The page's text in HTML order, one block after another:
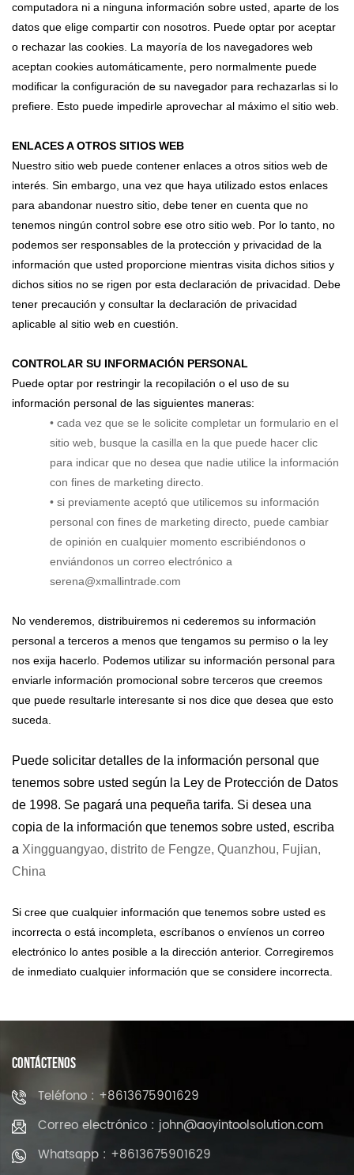
computadora ni a ninguna información sobre usted, aparte de los
datos que elige compartir con nosotros. Puede optar por aceptar
o rechazar las cookies. La mayoría de los navegadores web
aceptan cookies automáticamente, pero normalmente puede
modificar la configuración de su navegador para rechazarlas si lo
prefiere. Esto puede impedirle aprovechar al máximo el sitio web.
ENLACES A OTROS SITIOS WEB
Nuestro sitio web puede contener enlaces a otros sitios web de
interés. Sin embargo, una vez que haya utilizado estos enlaces
para abandonar nuestro sitio, debe tener en cuenta que no
tenemos ningún control sobre ese otro sitio web. Por lo tanto, no
podemos ser responsables de la protección y privacidad de la
información que usted proporcione mientras visita dichos sitios y
dichos sitios no se rigen por esta declaración de privacidad. Debe
tener precaución y consultar la declaración de privacidad
aplicable al sitio web en cuestión.
CONTROLAR SU INFORMACIÓN PERSONAL
Puede optar por restringir la recopilación o el uso de su
información personal de las siguientes maneras:
• cada vez que se le solicite completar un formulario en el
sitio web, busque la casilla en la que puede hacer clic
para indicar que no desea que nadie utilice la información
con fines de marketing directo.
• si previamente aceptó que utilicemos su información
personal con fines de marketing directo, puede cambiar
de opinión en cualquier momento escribiéndonos o
enviándonos un correo electrónico a
serena@xmallintrade.com
No venderemos, distribuiremos ni cederemos su información
personal a terceros a menos que tengamos su permiso o la ley
nos exija hacerlo. Podemos utilizar su información personal para
enviarle información promocional sobre terceros que creemos
que puede resultarle interesante si nos dice que desea que esto
suceda.
Puede solicitar detalles de la información personal que
tenemos sobre usted según la Ley de Protección de Datos
de 1998. Se pagará una pequeña tarifa. Si desea una
copia de la información que tenemos sobre usted, escriba
a Xingguangyao, distrito de Fengze, Quanzhou, Fujian,
China
Si cree que cualquier información que tenemos sobre usted es
incorrecta o está incompleta, escríbanos o envíenos un correo
electrónico lo antes posible a la dirección anterior. Corregiremos
de inmediato cualquier información que se considere incorrecta.
CONTÁCTENOS
Teléfono : +8613675901629
Correo electrónico : john@aoyintoolsolution.com
Whatsapp : +8613675901629